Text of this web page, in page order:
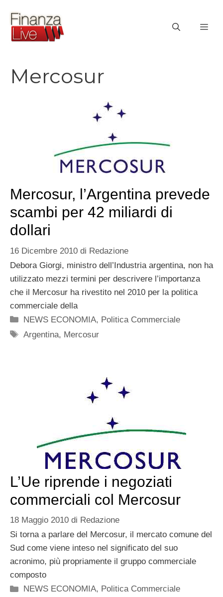
contenuto
Mercosur
Mercosur, l’Argentina prevede
scambi per 42 miliardi di
dollari
16 Dicembre 2010 di Redazione
Debora Giorgi, ministro dell’Industria argentina, non ha
utilizzato mezzi termini per descrivere l’importanza
che il Mercosur ha rivestito nel 2010 per la politica
commerciale della
Categorie
NEWS ECONOMIA, Politica Commerciale
Tag
Argentina, Mercosur
L’Ue riprende i negoziati
commerciali col Mercosur
18 Maggio 2010 di Redazione
Si torna a parlare del Mercosur, il mercato comune del
Sud come viene inteso nel significato del suo
acronimo, più propriamente il gruppo commerciale
composto
Categorie
NEWS ECONOMIA, Politica Commerciale